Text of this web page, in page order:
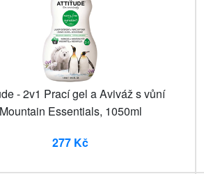
- 2v1 Prací gel a Aviváž s vůní
Mountain Essentials, 1050ml
277 Kč